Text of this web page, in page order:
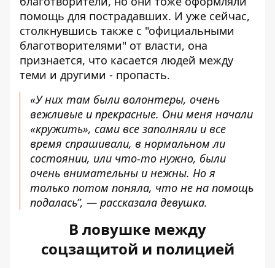
помощь для пострадавших. И уже сейчас,
столкнувшись также с "официальными
благотворителями" от власти, она
признается, что касается людей между
теми и другими - пропасть.
«У них там были волонтеры, очень
вежливые и прекрасные. Они меня начали
«кружить», сами все заполняли и все
время спрашивали, в нормальном ли
состоянии, или что-то нужно, были
очень внимательны и нежны. Но я
только потом поняла, что не на помощь
подалась”, — рассказала девушка.
В ловушке между
соцзащитой и полицией